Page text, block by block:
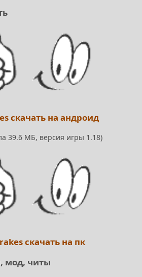
скачать на андроид
39.6 МБ, версия игры 1.18)
скачать на пк
мод, читы